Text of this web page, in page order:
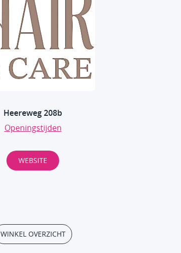
Heereweg 208b
Openingstijden
WEBSITE
WINKEL OVERZICHT